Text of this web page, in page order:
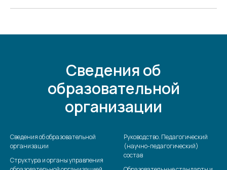
Сведения об
образовательной
организации
Сведения об образовательной
организации
Структура и органы управления
Руководство. Педагогический
(научно-педагогический)
состав